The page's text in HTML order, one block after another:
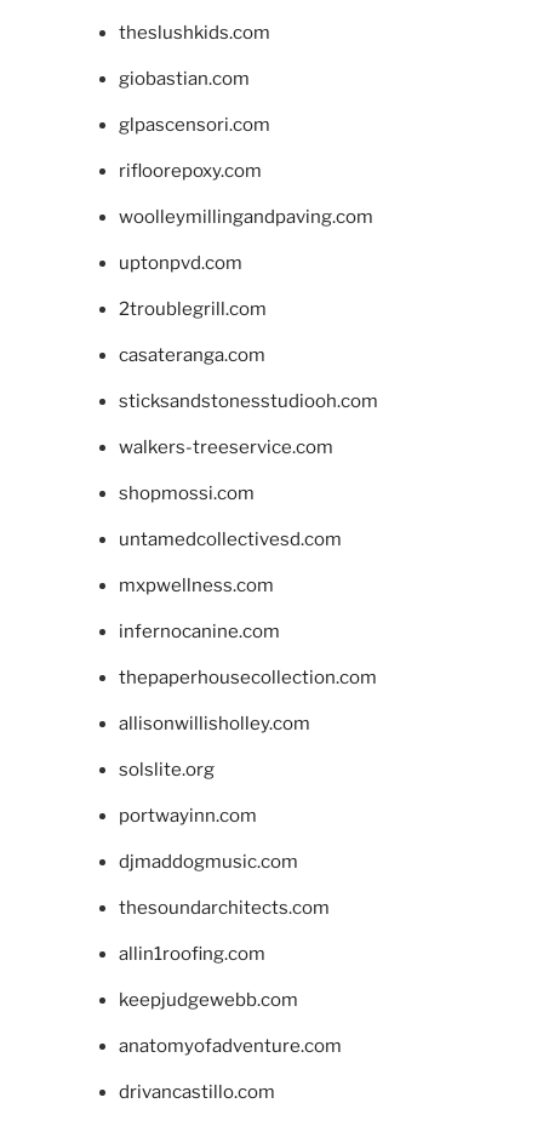
theslushkids.com
giobastian.com
glpascensori.com
rifloorepoxy.com
woolleymillingandpaving.com
uptonpvd.com
2troublegrill.com
casateranga.com
sticksandstonesstudiooh.com
walkers-treeservice.com
shopmossi.com
untamedcollectivesd.com
mxpwellness.com
infernocanine.com
thepaperhousecollection.com
allisonwillisholley.com
solslite.org
portwayinn.com
djmaddogmusic.com
thesoundarchitects.com
allin1roofing.com
keepjudgewebb.com
anatomyofadventure.com
drivancastillo.com